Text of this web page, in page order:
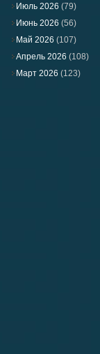
Июль 2026 (79)
Июнь 2026 (56)
Май 2026 (107)
Апрель 2026 (108)
Март 2026 (123)